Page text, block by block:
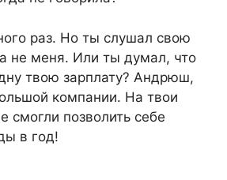
раз. Но ты слушал свою
не меня. Или ты думал, что
твою зарплату? Андрюш,
компании. На твои
смогли позволить себе
в год!